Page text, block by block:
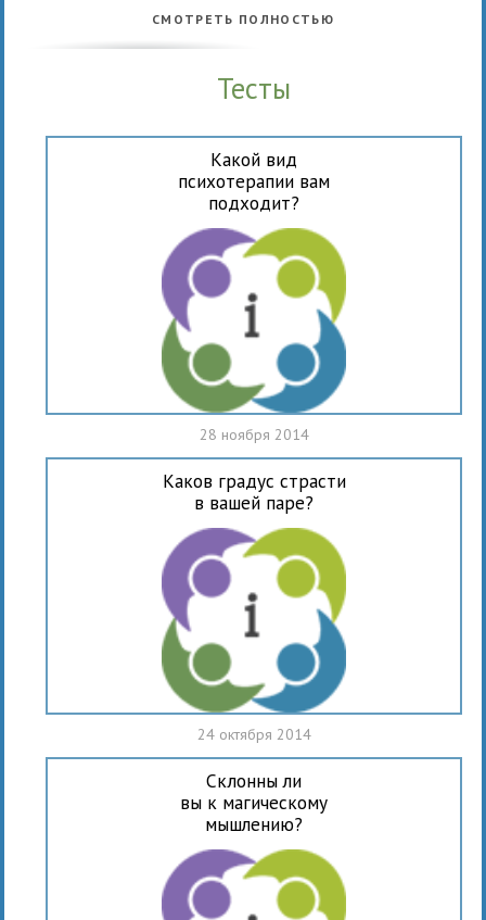
СМОТРЕТЬ ПОЛНОСТЬЮ
Тесты
Какой вид
психотерапии вам
подходит?
28 ноября 2014
Каков градус страсти
в вашей паре?
24 октября 2014
Склонны ли
вы к магическому
мышлению?